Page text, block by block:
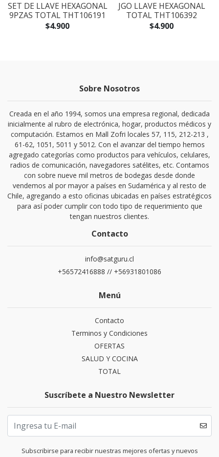
SET DE LLAVE HEXAGONAL
9PZAS TOTAL THT106191
$4.900
JGO LLAVE HEXAGONAL
TOTAL THT106392
$4.900
Sobre Nosotros
Creada en el año 1994, somos una empresa regional, dedicada
inicialmente al rubro de electrónica, hogar, productos médicos y
computación. Estamos en Mall Zofri locales 57, 115, 212-213 ,
61-62, 1051, 5011 y 5012. Con el avanzar del tiempo hemos
agregado categorías como productos para vehículos, celulares,
radios de comunicación, navegadores satélites, etc. Contamos
con sobre nueve mil metros de bodegas desde donde
vendemos al por mayor a países en Sudamérica y al resto de
Chile, agregando a esto oficinas ubicadas en países estratégicos
para así poder cumplir con todo tipo de requerimiento que
tengan nuestros clientes.
Contacto
info@satguru.cl
+56572416888 // +56931801086
Menú
Contacto
Terminos y Condiciones
OFERTAS
SALUD Y COCINA
TOTAL
Suscríbete a Nuestro Newsletter
Subscribirse para recibir nuestras mejores ofertas y nuevos